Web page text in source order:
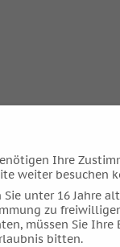
Ihre
weiter besuchen
Sie unter 16 Jahre
zu
müssen Sie
bitten.